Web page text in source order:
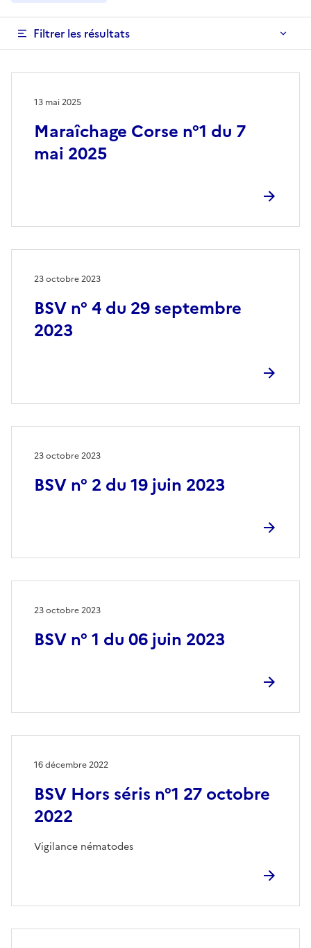
Filtrer les résultats
Maraîchage Corse n°1 du 7
mai 2025
13 mai 2025
BSV n° 4 du 29 septembre
2023
23 octobre 2023
BSV n° 2 du 19 juin 2023
23 octobre 2023
BSV n° 1 du 06 juin 2023
23 octobre 2023
BSV Hors séris n°1 27 octobre
2022
16 décembre 2022
Vigilance nématodes